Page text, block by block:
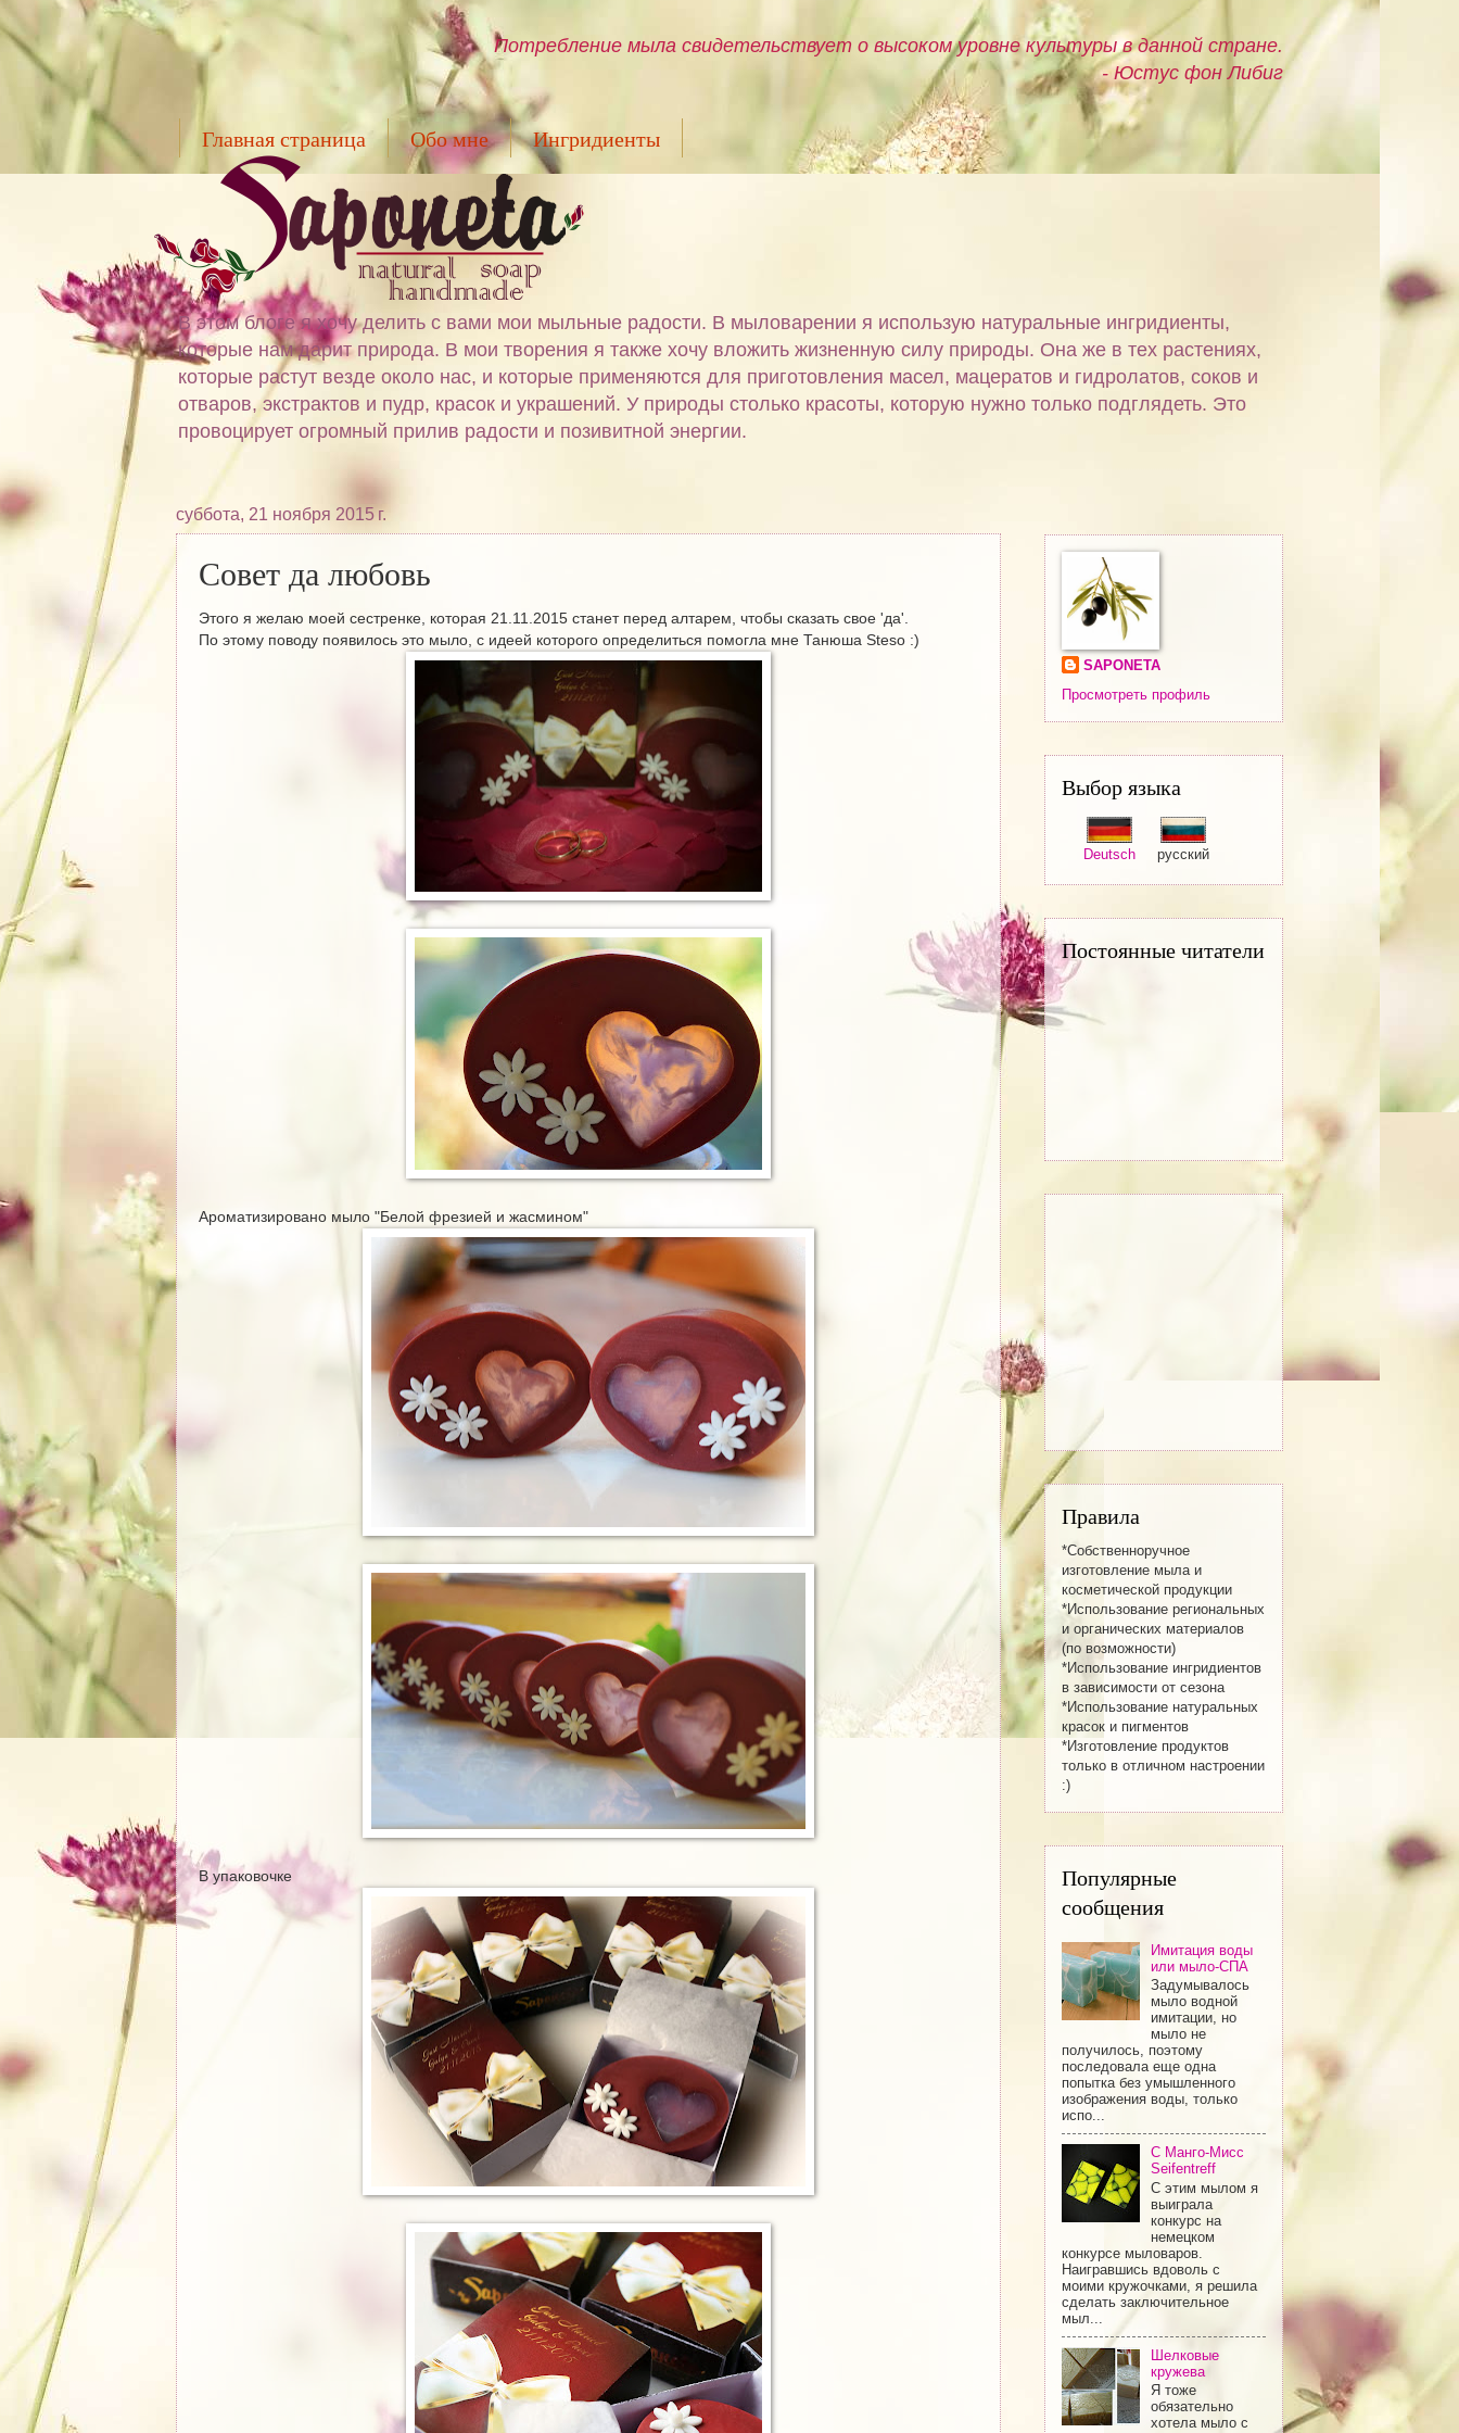
Потребление мыла свидетельствует о высоком уровне культуры в данной стране.
- Юстус фон Либиг
Главная страница Обо мне Ингридиенты
В этом блоге я хочу делить с вами мои мыльные радости. В мыловарении я использую натуральные ингридиенты,
которые нам дарит природа. В мои творения я также хочу вложить жизненную силу природы. Она же в тех растениях,
которые растут везде около нас, и которые применяются для приготовления масел, мацератов и гидролатов, соков и
отваров, экстрактов и пудр, красок и украшений. У природы столько красоты, которую нужно только подглядеть. Это
провоцирует огромный прилив радости и позивитной энергии.
суббота, 21 ноября 2015 г.
Совет да любовь
Этого я желаю моей сестренке, которая 21.11.2015 станет перед алтарем, чтобы сказать свое 'да'.
По этому поводу появилось это мыло, с идеей которого определиться помогла мне Танюша Steso :)
Ароматизировано мыло "Белой фрезией и жасмином"
В упаковочке
SAPONETA
Просмотреть профиль
Выбор языка
Deutsch русский
Постоянные читатели
Правила
*Собственноручное
изготовление мылa и
косметической продукции
*Использование региональных
и органических материалов
(по возможности)
*Использование ингридиентов
в зависимости от сезона
*Использование натуральных
красок и пигментов
*Изготовление продуктов
только в отличном настроении
:)
Популярные
сообщения
Имитация воды
или мыло-СПА
Задумывалось
мыло водной
имитации, но
мыло не
получилось, поэтому
последовала еще одна
попытка без умышленного
изображения воды, только
испо...
С Манго-Мисс
Seifentreff
С этим мылом я
выиграла
конкурс на
немецком
конкурсе мыловаров.
Наигравшись вдоволь с
моими кружочками, я решила
сделать заключительное
мыл...
Шелковые
кружева
Я тоже
обязательно
хотела мыло с